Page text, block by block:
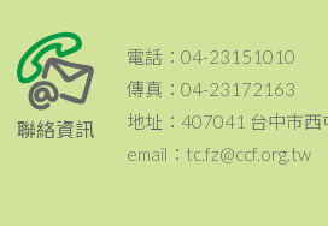
聯絡資訊
電話：04-23151010
傳真：04-23172163
地址：407041 台中市
email：tc.fz@ccf.org.tw